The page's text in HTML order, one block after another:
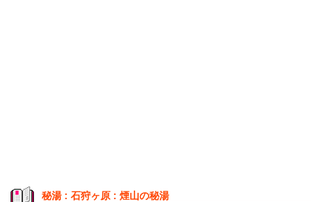
秘湯 : 石狩ヶ原 : 煙山の秘湯